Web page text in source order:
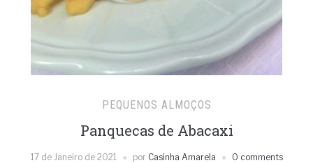
PEQUENOS ALMOÇOS
Panquecas de Abacaxi
17 de Janeiro de 2021 por Casinha Amarela 0 comments